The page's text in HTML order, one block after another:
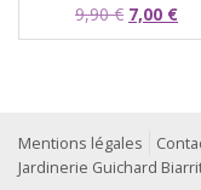
9,90€ Le
prix
7,00 €Le
Mentions légales
Jardinerie Guichard